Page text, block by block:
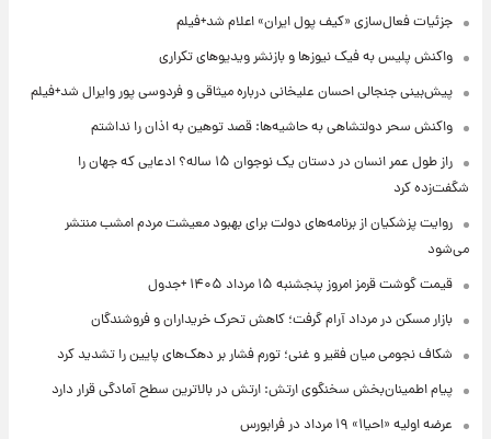
جزئیات فعال‌سازی «کیف پول ایران» اعلام شد+فیلم
واکنش پلیس به فیک نیوزها و بازنشر ویدیوهای تکراری
پیش‌بینی جنجالی احسان علیخانی درباره میثاقی و فردوسی پور وایرال شد+فیلم
واکنش سحر دولتشاهی به حاشیه‌ها: قصد توهین به اذان را نداشتم
راز طول عمر انسان در دستان یک نوجوان ۱۵ ساله؟ ادعایی که جهان را
شگفت‌زده کرد
روایت پزشکیان از برنامه‌های دولت برای بهبود معیشت مردم امشب منتشر
می‌شود
قیمت گوشت قرمز امروز پنجشنبه ۱۵ مرداد ۱۴۰۵ +جدول
بازار مسکن در مرداد آرام گرفت؛ کاهش تحرک خریداران و فروشندگان
شکاف نجومی میان فقیر و غنی؛ تورم فشار بر دهک‌های پایین را تشدید کرد
پیام اطمینان‌بخش سخنگوی ارتش: ارتش در بالاترین سطح آمادگی قرار دارد
عرضه اولیه «احیا۱» ۱۹ مرداد در فرابورس